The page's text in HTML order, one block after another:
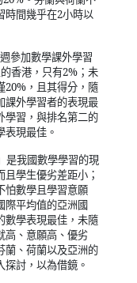
時間幾乎在2小時以
參加數學課外學習
香港，只有2% ；未
20% ，且其得分，隨
課外學習者的表現最
學習，與排名第二的
現最佳。
是我國數學學習的現
學生優劣差距小；
怕數學且學習意願
際平均值的亞洲國
數學表現最佳，未隨
高、意願高、優劣
蘭、荷蘭以及亞洲的
討，以為借鏡。